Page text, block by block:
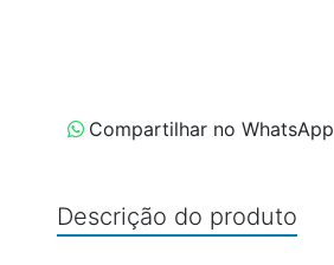
Compartilhar no WhatsApp
Descrição do produto